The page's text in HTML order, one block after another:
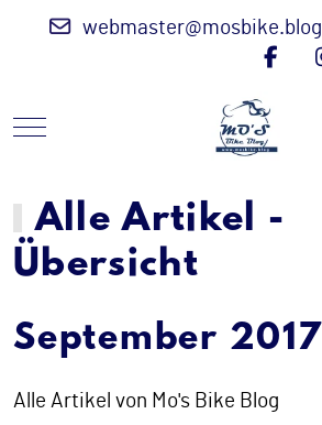
webmaster@mosbike.blog
Mobile Menu Toggle
Alle Artikel -
Übersicht
September 2017
Alle Artikel von Mo's Bike Blog